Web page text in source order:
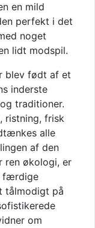
en mild
perfekt i det
noget
lidt modspil.
blev født af et
inderste
traditioner.
ristning, frisk
alle
af den
ren økologi, er
færdige
tålmodigt på
om